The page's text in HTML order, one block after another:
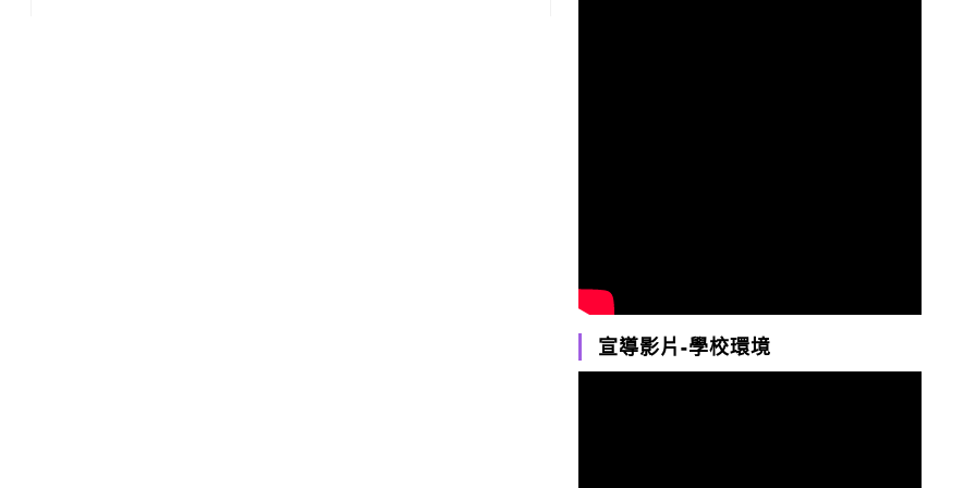
宣導影片-學校環境